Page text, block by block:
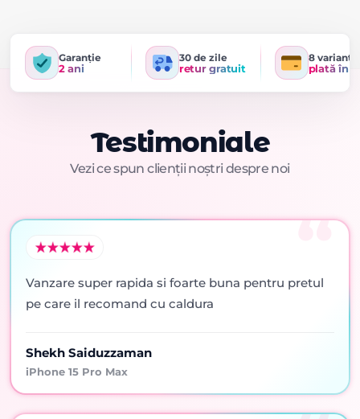
Garanție
2 ani
30 de zile
retur gratuit
8 variante
plată în
Testimoniale
Vezi ce spun clienții noștri despre noi
Vanzare super rapida si foarte buna pentru pretul
pe care il recomand cu caldura
Shekh Saiduzzaman
iPhone 15 Pro Max